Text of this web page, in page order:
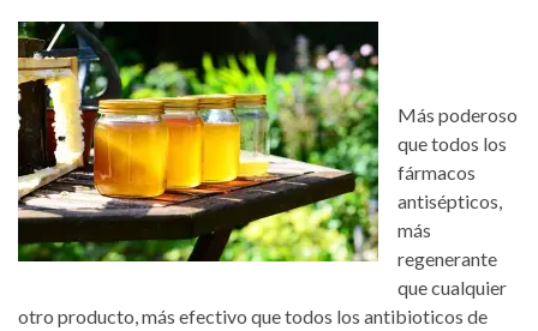
Más poderoso
que todos los
fármacos
antisépticos,
más
regenerante
que cualquier
otro producto, más efectivo que todos los antibioticos de